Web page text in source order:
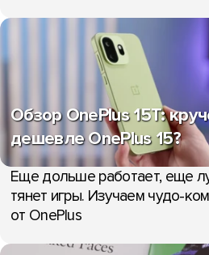
Обзор OnePlus 15T:
дешевле OnePlus 15?
Еще дольше работает, еще
тянет игры. Изучаем чудо-
от OnePlus